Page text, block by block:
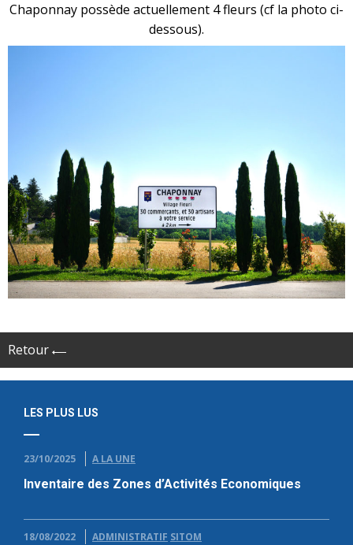
Chaponnay possède actuellement 4 fleurs (cf la photo ci-
dessous).
Retour
LES PLUS LUS
23/10/2025 A LA UNE
Inventaire des Zones d’Activités Economiques
18/08/2022 ADMINISTRATIF SITOM